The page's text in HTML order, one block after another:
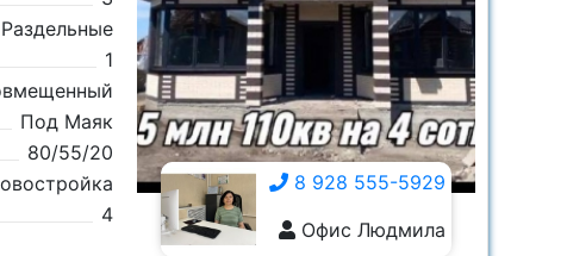
Раздельные
1
Под Маяк
80/55/20
4
8 928 555-5929
Офис Людмила
8 928 555-5929